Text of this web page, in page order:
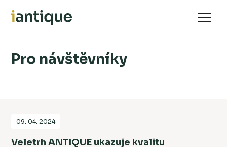
Pro návštěvníky
09. 04. 2024
Veletrh ANTIQUE ukazuje kvalitu